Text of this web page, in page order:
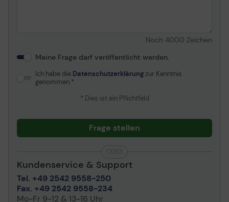
Noch 4000 Zeichen
Meine Frage darf veröffentlicht werden.
Ich habe die Datenschutzerklärungzur Kenntnis
genommen.
* Dies ist ein Pflichtfeld
Frage stellen
Kundenservice & Support
Tel. +49 2542 9558-250
Fax. +49 2542 9558-234
Mo-Fr 9-12 & 13-16 Uhr